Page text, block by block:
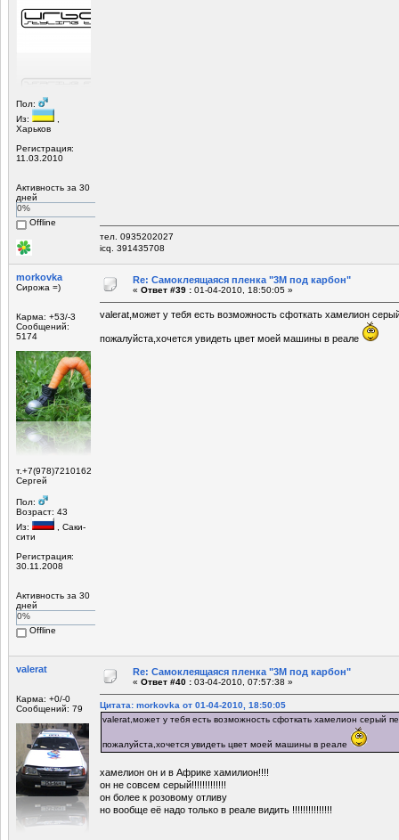
Пол:
Из:
Харьков
Регистрация:
11.03.2010
Активность за 30
дней
0%
Offline
тел. 0935202027
icq. 391435708
morkovka
Сирожа =)
Карма: +53/-3
Сообщений:
5174
т.+7(978)7210162
Сергей
Пол:
Возраст: 43
Из:
, Саки-
сити
Регистрация:
30.11.2008
Активность за 30
дней
0%
Offline
Re: Самоклеящаяся пленка "3М под карбон"
« Ответ #39 : 01-04-2010, 18:50:05 »
valerat,может у тебя есть возможность сфоткать хамелион
пожалуйста,хочется увидеть цвет моей машины в реале
valerat
Карма: +0/-0
Сообщений: 79
Re: Самоклеящаяся пленка "3М под карбон"
« Ответ #40 : 03-04-2010, 07:57:38 »
Цитата: morkovka от 01-04-2010, 18:50:05
valerat,может у тебя есть возможность сфоткать хамелион серый
пожалуйста,хочется увидеть цвет моей машины в реале
хамелион он и в Африке хамилион!!!!
он не совсем серый!!!!!!!!!!!!!
он более к розовому отливу
но вообще её надо только в реале видить !!!!!!!!!!!!!!!